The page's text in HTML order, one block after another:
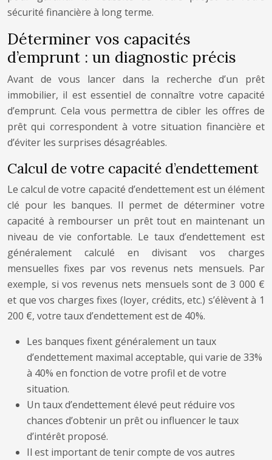
sécurité financière à long terme.
Déterminer vos capacités
d’emprunt : un diagnostic précis
Avant de vous lancer dans la recherche d’un prêt
immobilier, il est essentiel de connaître votre capacité
d’emprunt. Cela vous permettra de cibler les offres de
prêt qui correspondent à votre situation financière et
d’éviter les surprises désagréables.
Calcul de votre capacité d’endettement
Le calcul de votre capacité d’endettement est un élément
clé pour les banques. Il permet de déterminer votre
capacité à rembourser un prêt tout en maintenant un
niveau de vie confortable. Le taux d’endettement est
généralement calculé en divisant vos charges
mensuelles fixes par vos revenus nets mensuels. Par
exemple, si vos revenus nets mensuels sont de 3 000 €
et que vos charges fixes (loyer, crédits, etc.) s’élèvent à 1
200 €, votre taux d’endettement est de 40%.
Les banques fixent généralement un taux
d’endettement maximal acceptable, qui varie de 33%
à 40% en fonction de votre profil et de votre
situation.
Un taux d’endettement élevé peut réduire vos
chances d’obtenir un prêt ou influencer le taux
d’intérêt proposé.
Il est important de tenir compte de vos autres